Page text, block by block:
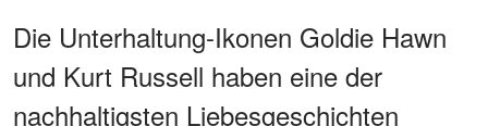
Die Unterhaltung-Ikonen Goldie Hawn
und Kurt Russell haben eine der
nachhaltigsten Liebesgeschichten